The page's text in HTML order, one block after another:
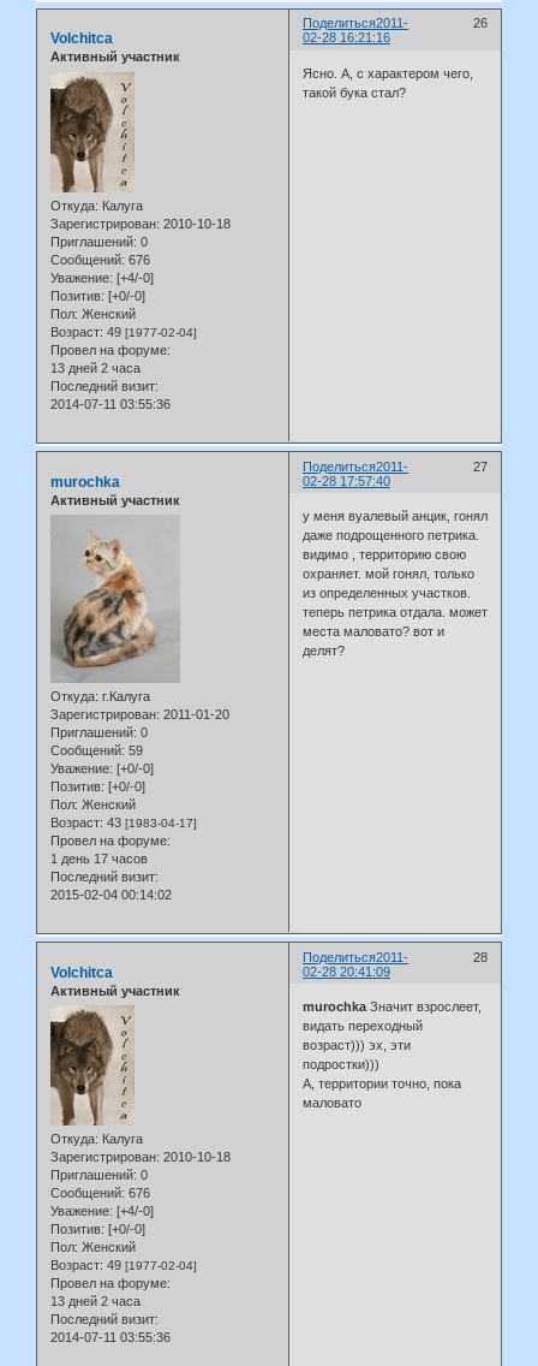
Поделиться 26
2011-
02-28 16:21:16
Volchitca
Активный участник
Откуда: Калуга
Зарегистрирован: 2010-10-18
Приглашений: 0
Сообщений: 676
Уважение: [+4/-0]
Позитив: [+0/-0]
Пол: Женский
Возраст: 49 [1977-02-04]
Провел на форуме:
13 дней 2 часа
Последний визит:
2014-07-11 03:55:36
Ясно. А, с характером чего,
такой бука стал?
Поделиться 27
2011-
02-28 17:57:40
murochka
Активный участник
Откуда: г.Калуга
Зарегистрирован: 2011-01-20
Приглашений: 0
Сообщений: 59
Уважение: [+0/-0]
Позитив: [+0/-0]
Пол: Женский
Возраст: 43 [1983-04-17]
Провел на форуме:
1 день 17 часов
Последний визит:
2015-02-04 00:14:02
у меня вуалевый анцик, гонял
даже подрощенного петрика.
видимо , территорию свою
охраняет. мой гонял, только
из определенных участков.
теперь петрика отдала. может
места маловато? вот и
делят?
Поделиться 28
2011-
02-28 20:41:09
Volchitca
Активный участник
Откуда: Калуга
Зарегистрирован: 2010-10-18
Приглашений: 0
Сообщений: 676
Уважение: [+4/-0]
Позитив: [+0/-0]
Пол: Женский
Возраст: 49 [1977-02-04]
Провел на форуме:
13 дней 2 часа
Последний визит:
2014-07-11 03:55:36
murochkaЗначит взрослеет,
видать переходный
возраст))) эх, эти
подростки)))
А, территории точно, пока
маловато